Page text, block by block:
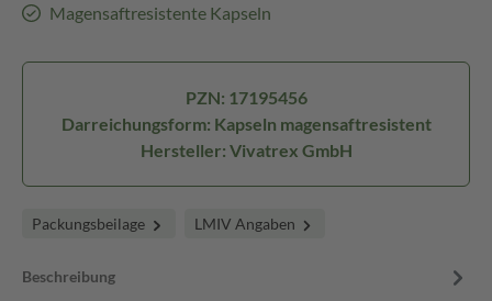
Magensaftresistente Kapseln
PZN: 17195456
Darreichungsform: Kapseln magensaftresistent
Hersteller: Vivatrex GmbH
Packungsbeilage LMIV Angaben
Beschreibung